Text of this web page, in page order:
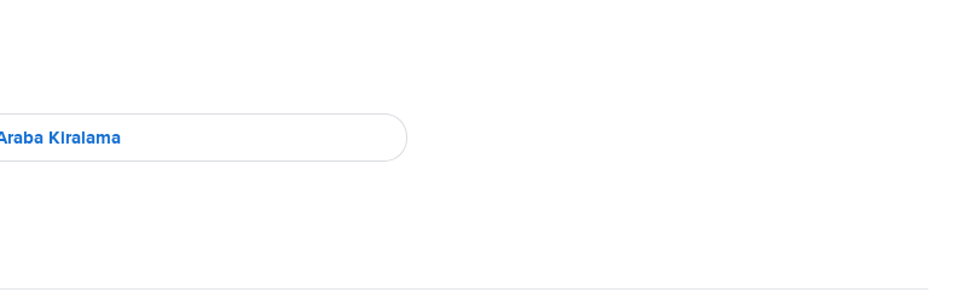
Kiralama